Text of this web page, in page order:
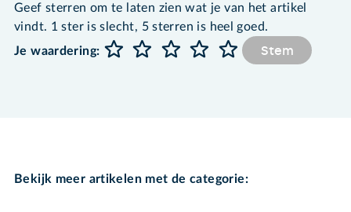
Geef sterren om te laten zien wat je van het artikel
vindt. 1 ster is slecht, 5 sterren is heel goed.
Je waardering:
Stem
Bekijk meer artikelen met de categorie: